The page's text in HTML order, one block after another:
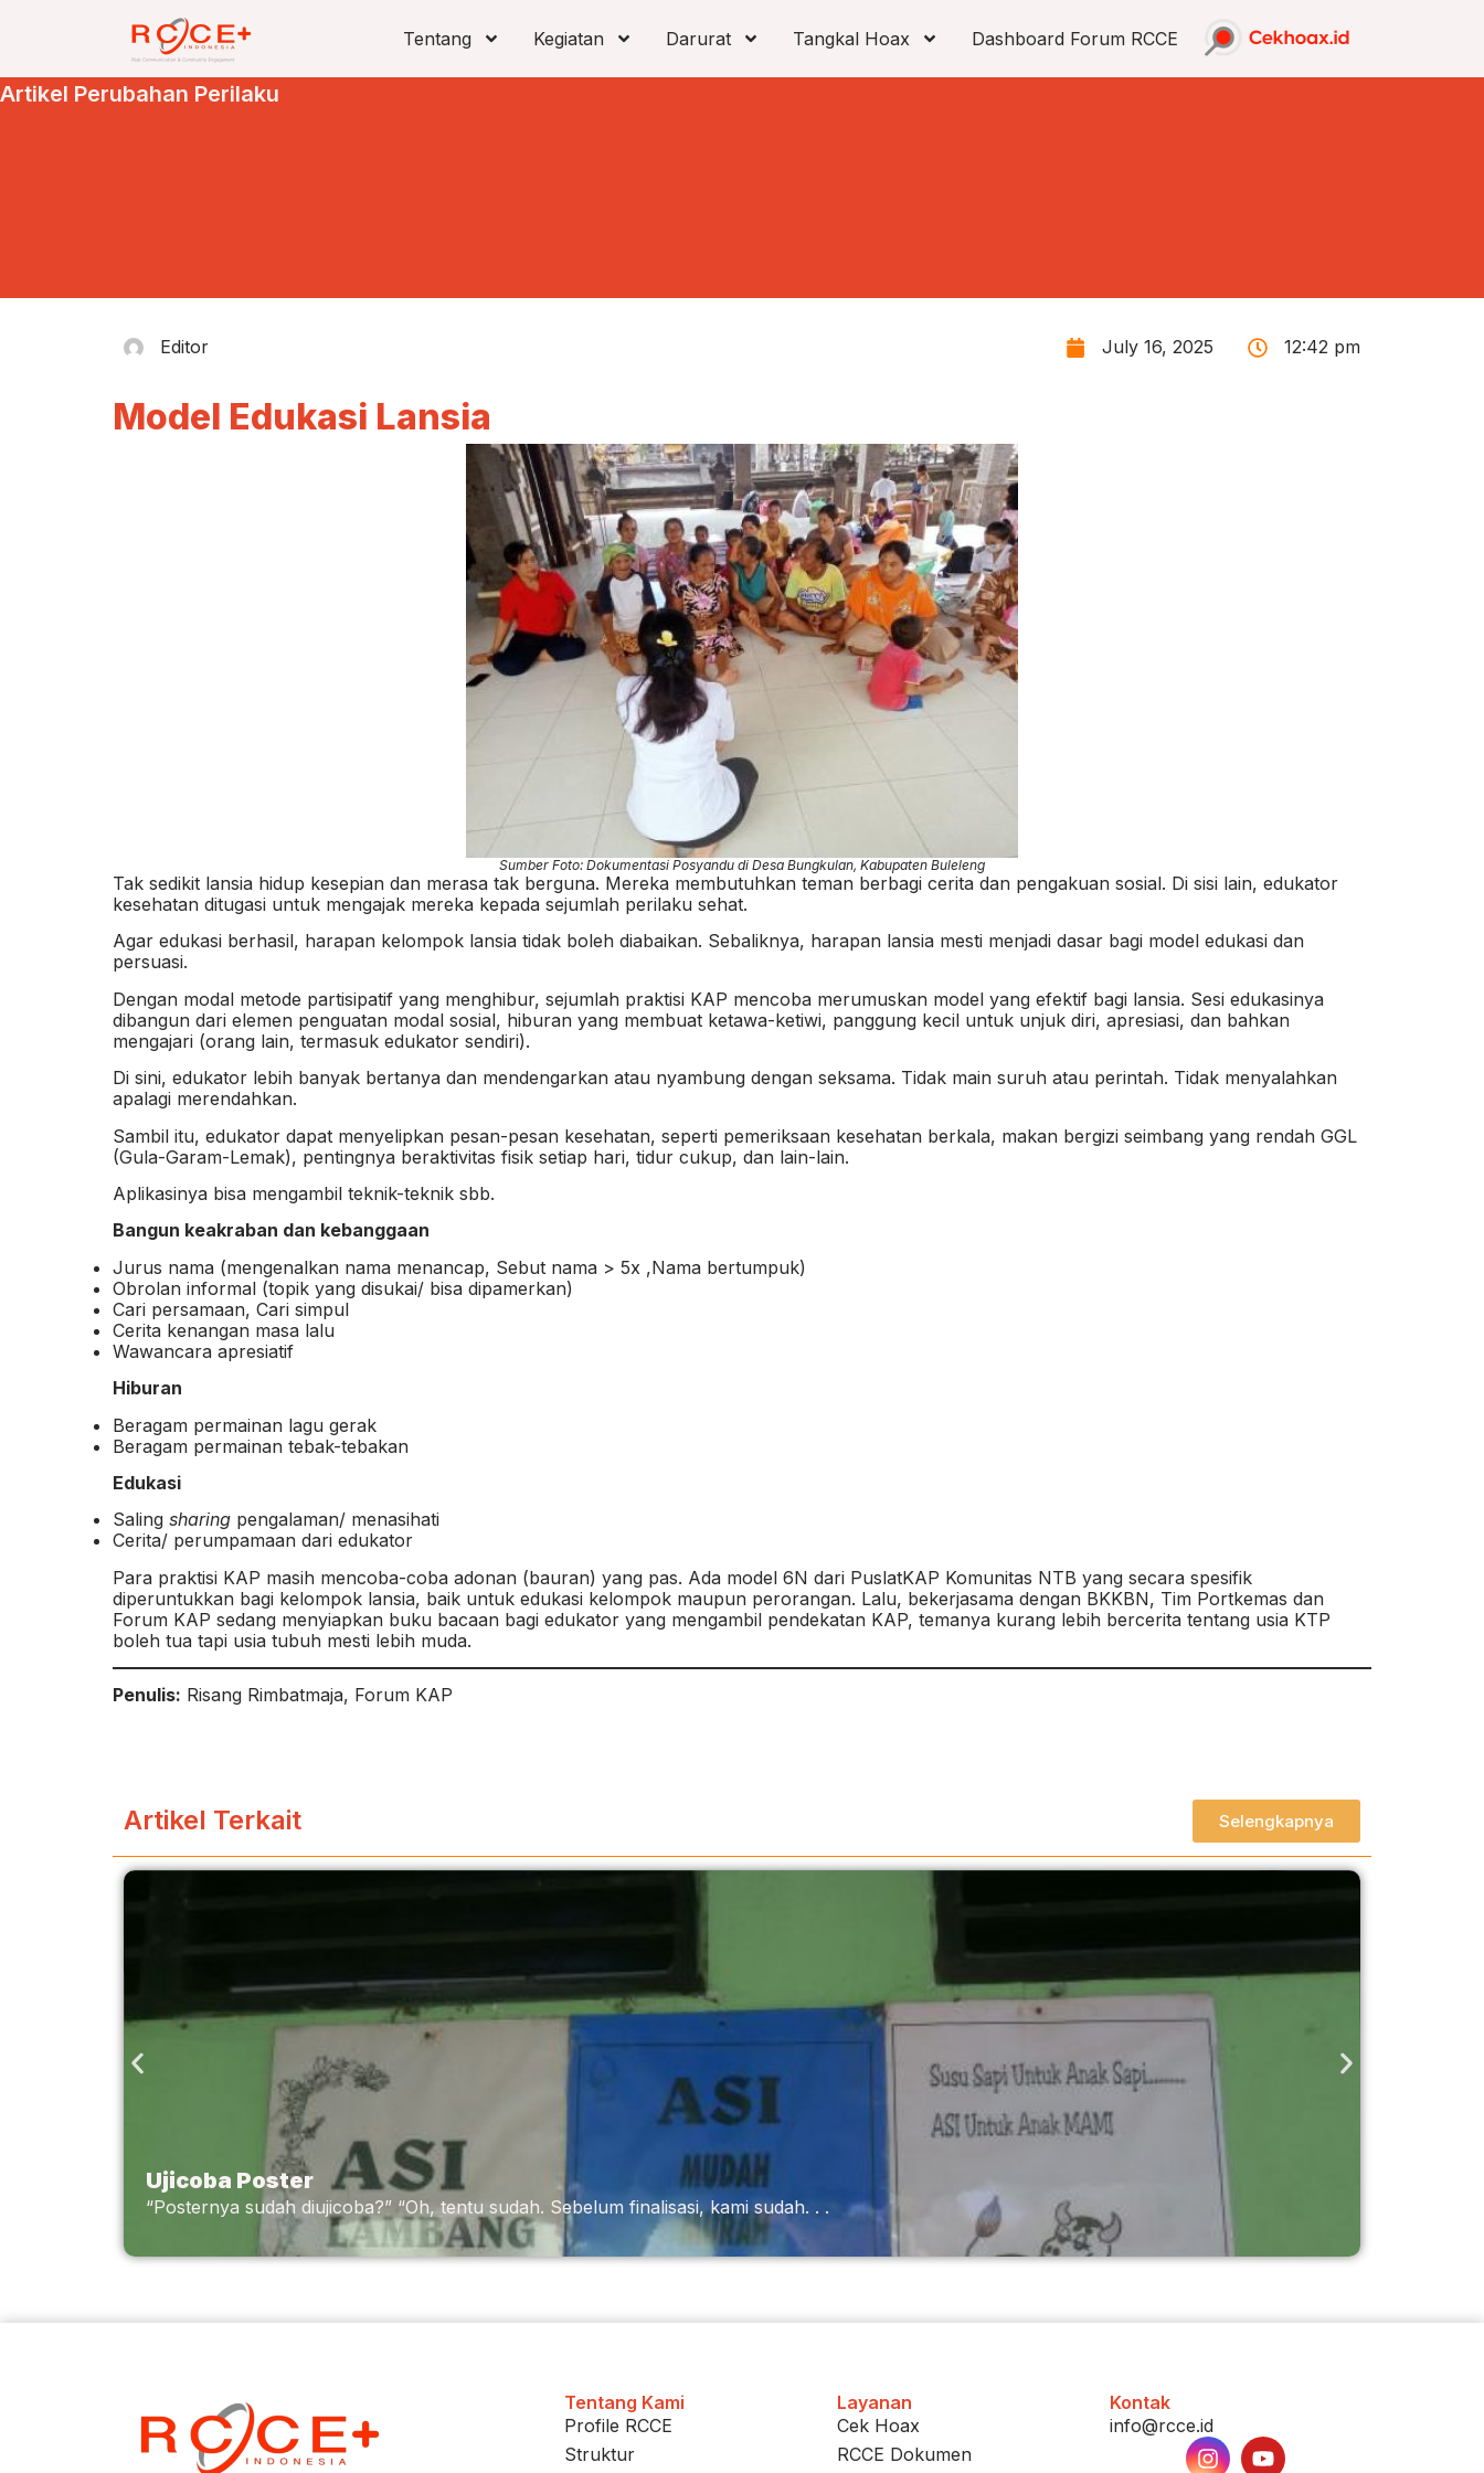
Tentang Kegiatan Darurat Tangkal Hoax Dashboard Forum RCCE
Artikel Perubahan Perilaku
Editor July 16, 2025 12:42 pm
Model Edukasi Lansia
Sumber Foto: Dokumentasi Posyandu di Desa Bungkulan, Kabupaten Buleleng
Tak sedikit lansia hidup kesepian dan merasa tak berguna. Mereka membutuhkan teman berbagi cerita dan pengakuan sosial. Di sisi lain, edukator
kesehatan ditugasi untuk mengajak mereka kepada sejumlah perilaku sehat.
Agar edukasi berhasil, harapan kelompok lansia tidak boleh diabaikan. Sebaliknya, harapan lansia mesti menjadi dasar bagi model edukasi dan
persuasi.
Dengan modal metode partisipatif yang menghibur, sejumlah praktisi KAP mencoba merumuskan model yang efektif bagi lansia. Sesi edukasinya
dibangun dari elemen penguatan modal sosial, hiburan yang membuat ketawa-ketiwi, panggung kecil untuk unjuk diri, apresiasi, dan bahkan
mengajari (orang lain, termasuk edukator sendiri).
Di sini, edukator lebih banyak bertanya dan mendengarkan atau nyambung dengan seksama. Tidak main suruh atau perintah. Tidak menyalahkan
apalagi merendahkan.
Sambil itu, edukator dapat menyelipkan pesan-pesan kesehatan, seperti pemeriksaan kesehatan berkala, makan bergizi seimbang yang rendah GGL
(Gula-Garam-Lemak), pentingnya beraktivitas fisik setiap hari, tidur cukup, dan lain-lain.
Aplikasinya bisa mengambil teknik-teknik sbb.
Bangun keakraban dan kebanggaan
Jurus nama (mengenalkan nama menancap, Sebut nama > 5x ,Nama bertumpuk)
Obrolan informal (topik yang disukai/ bisa dipamerkan)
Cari persamaan, Cari simpul
Cerita kenangan masa lalu
Wawancara apresiatif
Hiburan
Beragam permainan lagu gerak
Beragam permainan tebak-tebakan
Edukasi
Saling sharing pengalaman/ menasihati
Cerita/ perumpamaan dari edukator
Para praktisi KAP masih mencoba-coba adonan (bauran) yang pas. Ada model 6N dari PuslatKAP Komunitas NTB yang secara spesifik
diperuntukkan bagi kelompok lansia, baik untuk edukasi kelompok maupun perorangan. Lalu, bekerjasama dengan BKKBN, Tim Portkemas dan
Forum KAP sedang menyiapkan buku bacaan bagi edukator yang mengambil pendekatan KAP, temanya kurang lebih bercerita tentang usia KTP
boleh tua tapi usia tubuh mesti lebih muda.
Penulis: Risang Rimbatmaja, Forum KAP
Artikel Terkait Selengkapnya
Ujicoba Poster
“Posternya sudah diujicoba?” “Oh, tentu sudah. Sebelum finalisasi, kami sudah. . .
Tentang Kami
Profile RCCE
Struktur
Layanan
Cek Hoax
RCCE Dokumen
Kontak
info@rcce.id